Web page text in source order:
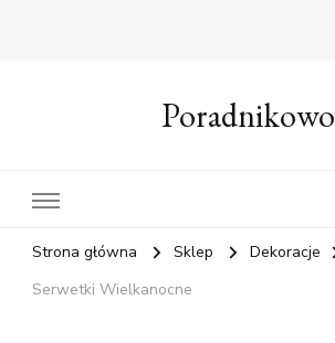
Poradnikowo
Strona główna Sklep
Dekoracje
Serwetki Wielkanocne